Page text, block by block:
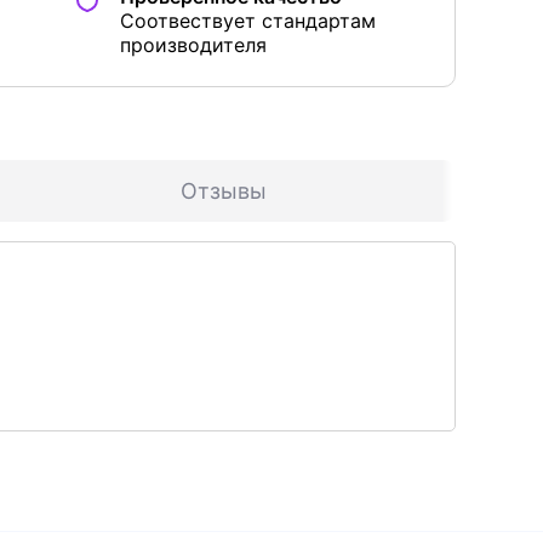
Соотвествует стандартам
производителя
Отзывы